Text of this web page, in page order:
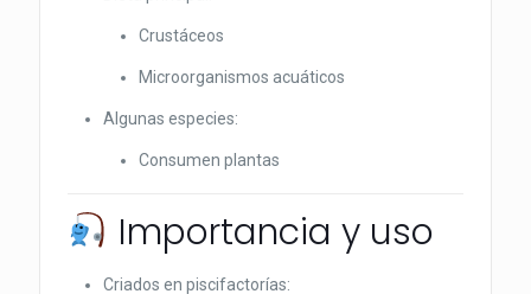
Crustáceos
Microorganismos acuáticos
Algunas especies:
Consumen plantas
Importancia y uso
Criados en piscifactorías: